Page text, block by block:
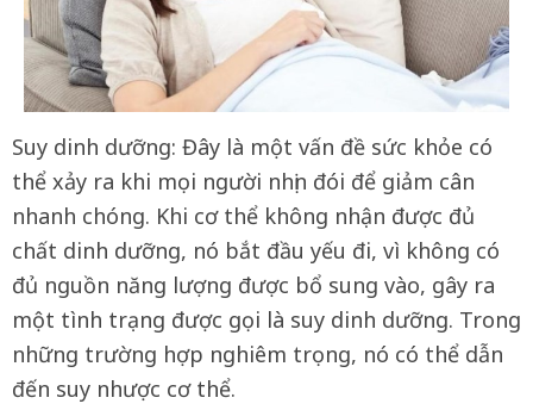
Suy dinh dưỡng: Đây là một vấn đề sức khỏe có
thể xảy ra khi mọi người nhịn đói để giảm cân
nhanh chóng. Khi cơ thể không nhận được đủ
chất dinh dưỡng, nó bắt đầu yếu đi, vì không có
đủ nguồn năng lượng được bổ sung vào, gây ra
một tình trạng được gọi là suy dinh dưỡng. Trong
những trường hợp nghiêm trọng, nó có thể dẫn
đến suy nhược cơ thể.